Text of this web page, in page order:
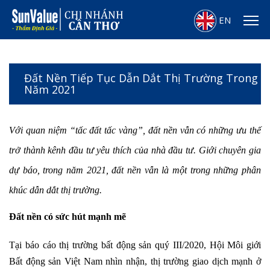
EN
Đất Nền Tiếp Tục Dẫn Dắt Thị Trường Trong
Năm 2021
Với quan niệm “tấc đất tấc vàng”, đất nền vẫn có những ưu thế
trở thành kênh đầu tư yêu thích của nhà đầu tư. Giới chuyên gia
dự báo, trong năm 2021, đất nền vẫn là một trong những phân
khúc dẫn dắt thị trường.
Đất nền có sức hút mạnh mẽ
Tại báo cáo thị trường bất động sản quý III/2020, Hội Môi giới
Bất động sản Việt Nam nhìn nhận, thị trường giao dịch mạnh ở